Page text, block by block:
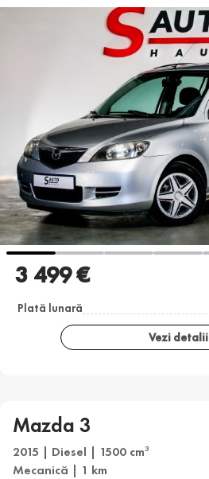
3 499 €
Plată lunară
Vezi detalii
Mazda 3
2015 | Diesel | 1500 cm3
Mecanică | 1 km